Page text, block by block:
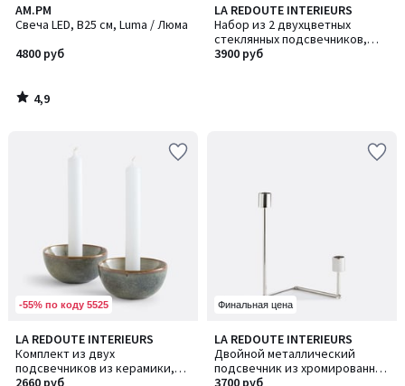
AM.PM
Свеча LED, В25 см, Luma / Люма
4800 руб
4,9
/ 5
4,9
/
LA REDOUTE INTERIEURS
Набор из 2 двухцветных
стеклянных подсвечников,
высота 8 см, SOLIA / СОЛИА
3900 руб
-55% по коду 5525
LA REDOUTE INTERIEURS
Комплект из двух
подсвечников из керамики,
Nelina / Нелина
2660 руб
Финальная цена
LA REDOUTE INTERIEURS
Двойной металлический
подсвечник из хромированной
стали, Alie / Али
3700 руб